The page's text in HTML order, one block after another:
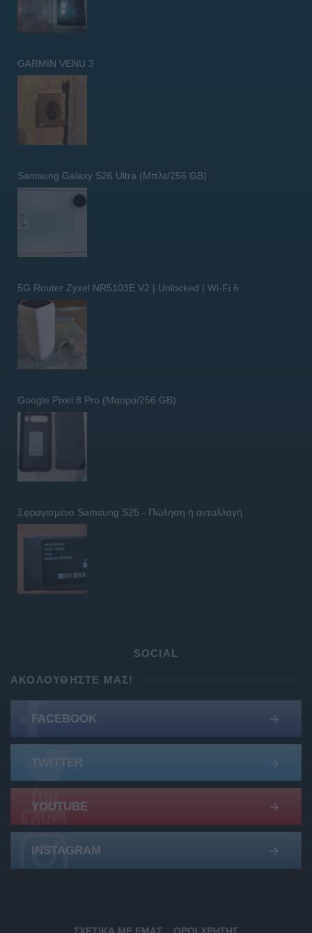
GARMIN VENU 3
Samsung Galaxy S26 Ultra (Μπλε/256 GB)
5G Router Zyxel NR5103E V2 | Unlocked | Wi-Fi 6
Google Pixel 8 Pro (Μαύρο/256 GB)
Σφραγισμένο Samsung S25 - Πώληση ή ανταλλαγή
SOCIAL
ΑΚΟΛΟΥΘΉΣΤΕ ΜΑΣ!
FACEBOOK
TWITTER
YOUTUBE
INSTAGRAM
ΣΧΕΤΙΚΆ ΜΕ ΕΜΆΣ ΌΡΟΙ ΧΡΉΣΗΣ